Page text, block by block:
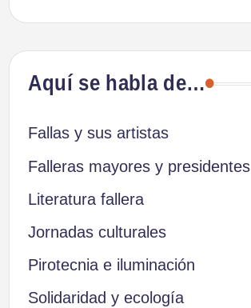
entradas
Aquí se habla de…
Fallas y sus artistas
Falleras mayores y presidentes
Literatura fallera
Jornadas culturales
Pirotecnia e iluminación
Solidaridad y ecología